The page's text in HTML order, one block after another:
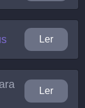
Ler
Ler